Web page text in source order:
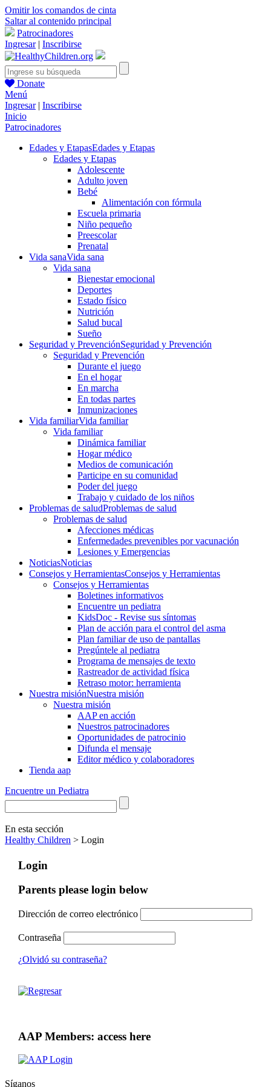
Omitir los comandos de cinta
Saltar al contenido principal
Patrocinadores
Ingresar| Inscribirse
Donate
Menú
Ingresar| Inscribirse
Inicio
Patrocinadores
Edades y EtapasEdades y Etapas
Edades y Etapas
Adolescente
Adulto joven
Bebé
Alimentación con fórmula
Escuela primaria
Niño pequeño
Preescolar
Prenatal
Vida sanaVida sana
Vida sana
Bienestar emocional
Deportes
Estado físico
Nutrición
Salud bucal
Sueño
Seguridad y PrevenciónSeguridad y Prevención
Seguridad y Prevención
Durante el juego
En el hogar
En marcha
En todas partes
Inmunizaciones
Vida familiarVida familiar
Vida familiar
Dinámica familiar
Hogar médico
Medios de comunicación
Participe en su comunidad
Poder del juego
Trabajo y cuidado de los niños
Problemas de saludProblemas de salud
Problemas de salud
Afecciones médicas
Enfermedades prevenibles por vacunación
Lesiones y Emergencias
NoticiasNoticias
Consejos y HerramientasConsejos y Herramientas
Consejos y Herramientas
Boletines informativos
Encuentre un pediatra
KidsDoc - Revise sus síntomas
Plan de acción para el control del asma
Plan familiar de uso de pantallas
Pregúntele al pediatra
Programa de mensajes de texto
Rastre​​ador de activida​d física
Retraso motor: herramienta
Nuestra misiónNuestra misión
Nuestra misión
AAP en acción
Nuestros patrocinadores
Oportunidades de patrocinio
Difunda el mensaje
Editor médico y colaboradores
Tienda aap
Encuentre un Pediatra
En esta sección
Healthy Children > Login
Login
Parents please login below
Dirección de correo electrónico
Contraseña
¿Olvidó su contraseña?
AAP Members: access here
Síganos